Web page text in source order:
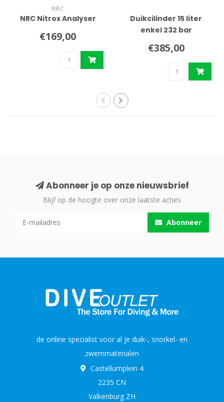
NRC
NRC Nitrox Analyser
€169,00
Duikcilinder 15 liter
enkel 232 bar
€385,00
Abonneer je op onze nieuwsbrief
Blijf op de hoogte over onze laatste acties
Abonneer
de online specialist voor al je duik-, snorkel- en
zwemmaterialen
Castellumplein 4
2235 CN
Valkenburg ZH